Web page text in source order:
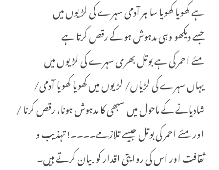
ہے کھویا کھویا سا ہر آدمی سہرے کی لڑیوں میں
جسے دیکھو وہی مدہوش ہو کے رقص کرتا ہے
مئے احمر کی ہے بوتل بھری سہرے کی لڑیوں میں
یہاں سہرے کی لڑیاں/ لڑیوں میں کھویا کھویا آدمی/
شادیانے کے ماحول میں سبھی کا مدہوش ہونا، رقص کرنا /
اور مئے احمر کی بوتل جیسے تلازمے۔۔۔۔! تہذیب و
ثقافت اور اس کی روایتی اقدار کو بیان کرتے ہیں۔